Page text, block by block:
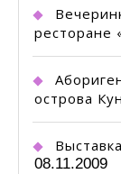
ресторане
острова
08.11.2009